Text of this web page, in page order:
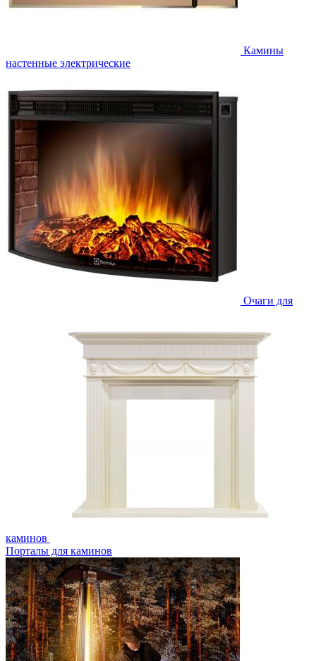
Камины
настенные электрические
Очаги для
каминов
Порталы для каминов